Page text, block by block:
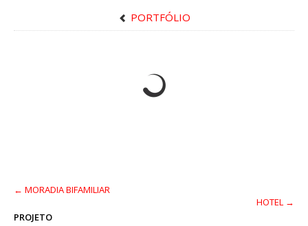
PORTFÓLIO
← MORADIA BIFAMILIAR
HOTEL →
PROJETO